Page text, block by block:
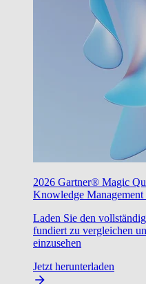
2026 Gartner® Magic
Knowledge Management
Laden Sie den
fundiert zu vergleichen
einzusehen
Jetzt herunterladen